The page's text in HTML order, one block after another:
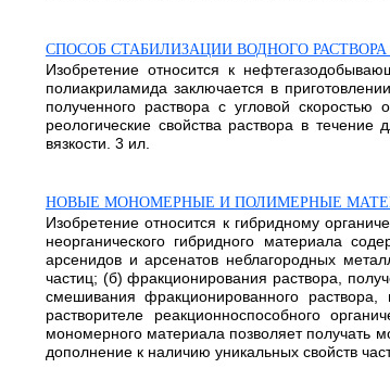
СПОСОБ СТАБИЛИЗАЦИИ ВОДНОГО
Изобретение относится к
полиакриламида заключается в
полученного раствора с угловой
реологические свойства раствора в
вязкости. 3 ил.
НОВЫЕ МОНОМЕРНЫЕ И ПОЛИМЕРНЫЕ
Изобретение относится к гибридному
неорганического гибридного материала
арсенидов и арсенатов неблагородных
частиц; (б) фракционирования раствора,
смешивания фракционированного
растворителе реакционноспособного
мономерного материала позволяет получать
дополнение к наличию уникальных свойств